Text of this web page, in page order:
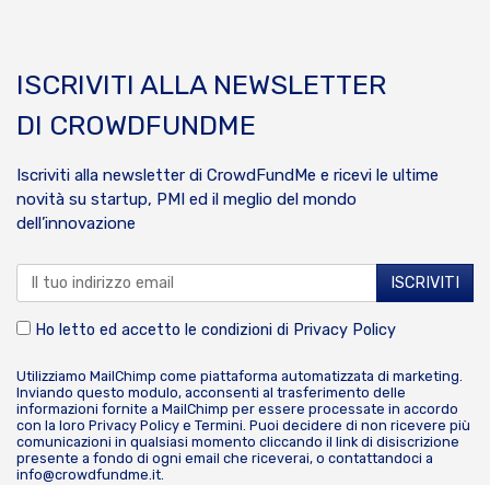
ISCRIVITI ALLA NEWSLETTER
DI CROWDFUNDME
Iscriviti alla newsletter di CrowdFundMe e ricevi le ultime
novità su startup, PMI ed il meglio del mondo
dell’innovazione
Ho letto ed accetto le condizioni di Privacy Policy
Utilizziamo MailChimp come piattaforma automatizzata di marketing.
Inviando questo modulo, acconsenti al trasferimento delle
informazioni fornite a MailChimp per essere processate in accordo
con la loro Privacy Policy e Termini. Puoi decidere di non ricevere più
comunicazioni in qualsiasi momento cliccando il link di disiscrizione
presente a fondo di ogni email che riceverai, o contattandoci a
info@crowdfundme.it.